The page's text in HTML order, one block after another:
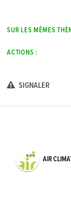
SUR LES MÊMES
ACTIONS :
SIGNALER
AIR